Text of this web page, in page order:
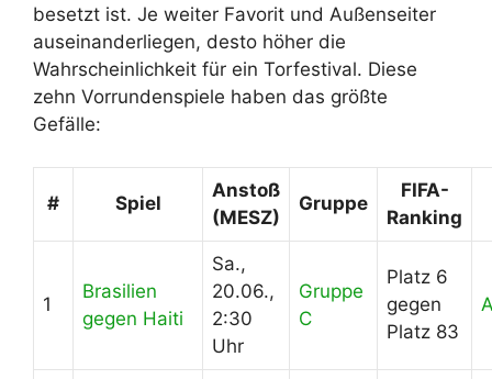
besetzt ist. Je weiter Favorit und Außenseiter
auseinanderliegen, desto höher die
Wahrscheinlichkeit für ein Torfestival. Diese
zehn Vorrundenspiele haben das größte
Gefälle:
# Spiel
Anstoß
(MESZ)
Gruppe
FIFA-
Ranking
1
Brasilien
gegen Haiti
Sa.,
20.06.,
2:30
Uhr
Gruppe
C
Platz 6
gegen
Platz 83